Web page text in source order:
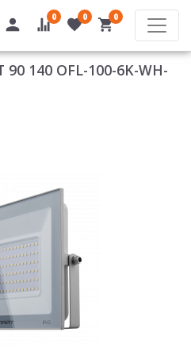
0 0 0
140 OFL-100-6K-WH-